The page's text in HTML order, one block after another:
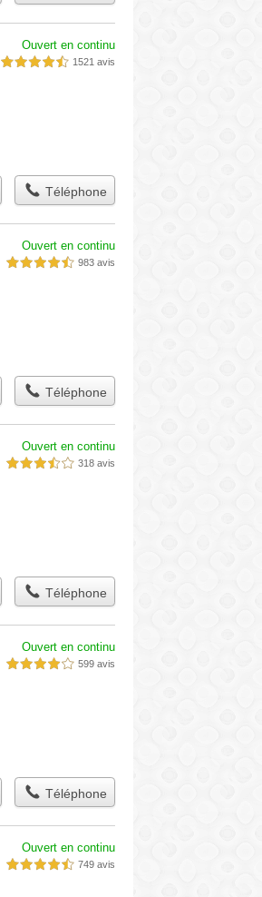
Ouvert en continu
4,5 étoiles sur 5 1521 avis
Téléphone
Ouvert en continu
4,5 étoiles sur 5 983 avis
Téléphone
Ouvert en continu
3,5 étoiles sur 5 318 avis
Téléphone
Ouvert en continu
4,0 étoiles sur 5 599 avis
Téléphone
Ouvert en continu
4,5 étoiles sur 5 749 avis